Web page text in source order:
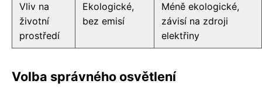
Vliv na
životní
prostředí
Ekologické,
bez emisí
Méně ekologické,
závisí na zdroji
elektřiny
Volba správného osvětlení